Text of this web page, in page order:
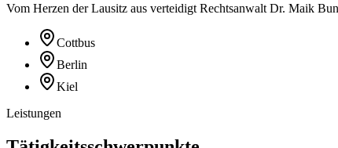
Vom Herzen der Lausitz aus verteidigt Rechtsanwalt Dr. Maik
Cottbus
Berlin
Kiel
Leistungen